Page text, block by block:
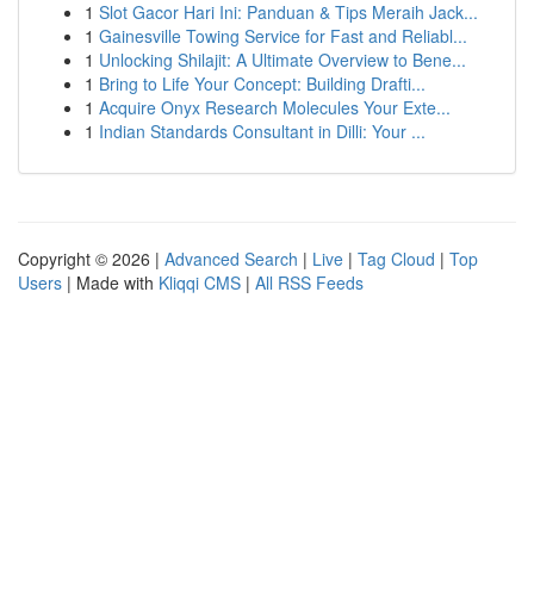
1 Slot Gacor Hari Ini: Panduan & Tips Meraih Jack...
1 Gainesville Towing Service for Fast and Reliabl...
1 Unlocking Shilajit: A Ultimate Overview to Bene...
1 Bring to Life Your Concept: Building Drafti...
1 Acquire Onyx Research Molecules Your Exte...
1 Indian Standards Consultant in Dilli: Your ...
Copyright © 2026 | Advanced Search | Live | Tag Cloud | Top
Users | Made with Kliqqi CMS | All RSS Feeds